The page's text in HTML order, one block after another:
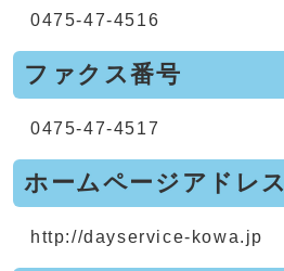
0475-47-4516
ファクス番号
0475-47-4517
ホームページアドレス
http://dayservice-kowa.jp